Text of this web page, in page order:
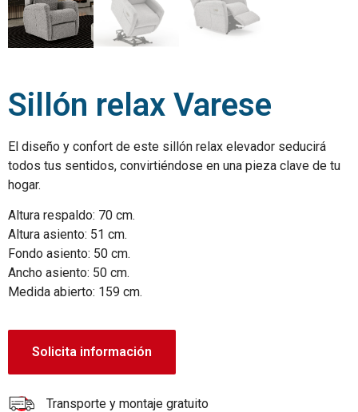
Sillón relax Varese
El diseño y confort de este sillón relax elevador seducirá
todos tus sentidos, convirtiéndose en una pieza clave de tu
hogar.
Altura respaldo: 70 cm.
Altura asiento: 51 cm.
Fondo asiento: 50 cm.
Ancho asiento: 50 cm.
Medida abierto: 159 cm.
Solicita información
Transporte y montaje gratuito